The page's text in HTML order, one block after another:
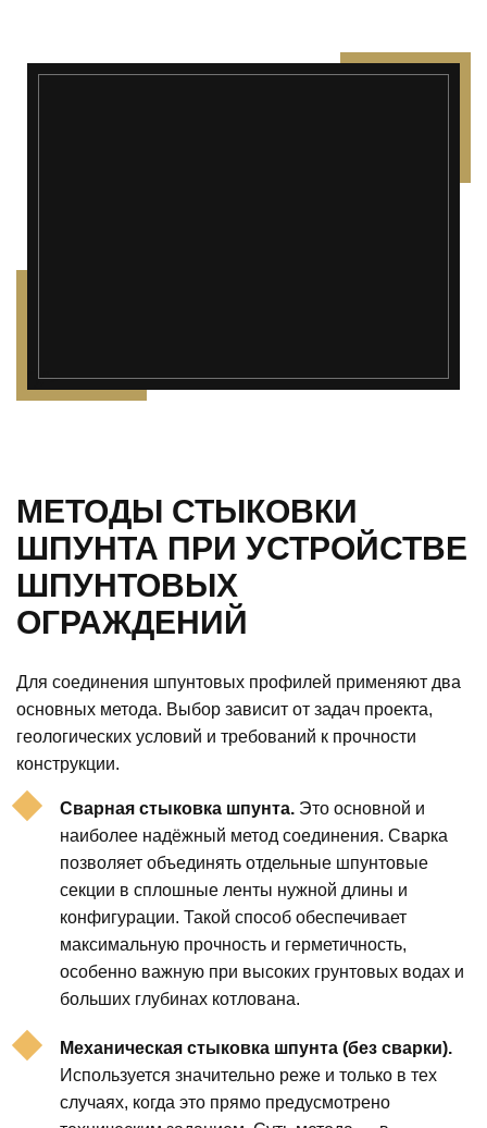
");">
МЕТОДЫ СТЫКОВКИ
ШПУНТА ПРИ УСТРОЙСТВЕ
ШПУНТОВЫХ
ОГРАЖДЕНИЙ
Для соединения шпунтовых профилей применяют два
основных метода. Выбор зависит от задач проекта,
геологических условий и требований к прочности
конструкции.
Сварная стыковка шпунта. Это основной и
наиболее надёжный метод соединения. Сварка
позволяет объединять отдельные шпунтовые
секции в сплошные ленты нужной длины и
конфигурации. Такой способ обеспечивает
максимальную прочность и герметичность,
особенно важную при высоких грунтовых водах и
больших глубинах котлована.
Механическая стыковка шпунта (без сварки).
Используется значительно реже и только в тех
случаях, когда это прямо предусмотрено